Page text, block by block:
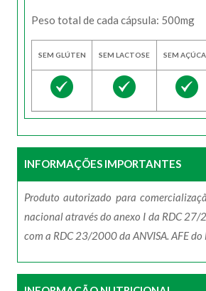
Peso total de cada cápsula: 500mg
SEM GLÚTEN SEM LACTOSE SEM
INFORMAÇÕES IMPORTANTES
Produto autorizado para
nacional através do anexo I da RDC
com a RDC 23/2000 da ANVISA. AFE